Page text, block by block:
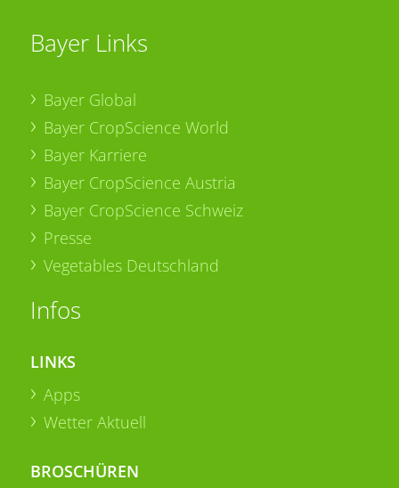
Bayer Links
Bayer Global
Bayer CropScience World
Bayer Karriere
Bayer CropScience Austria
Bayer CropScience Schweiz
Presse
Vegetables Deutschland
Infos
LINKS
Apps
Wetter Aktuell
BROSCHÜREN